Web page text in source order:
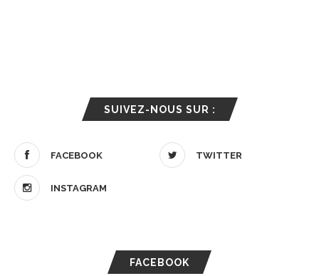
SUIVEZ-NOUS SUR :
FACEBOOK TWITTER
INSTAGRAM
FACEBOOK